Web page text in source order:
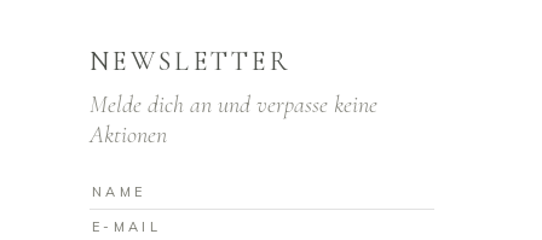
NEWSLETTER
Melde dich an und verpasse keine
Aktionen